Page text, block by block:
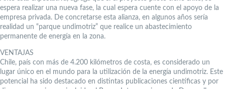
espera realizar una nueva fase, la cual espera cuente con el apoyo de la
empresa privada. De concretarse esta alianza, en algunos años sería
realidad un “parque undimotriz” que realice un abastecimiento
permanente de energía en la zona.
VENTAJAS
Chile, país con más de 4.200 kilómetros de costa, es considerado un
lugar único en el mundo para la utilización de la energía undimotriz. Este
potencial ha sido destacado en distintas publicaciones científicas y por